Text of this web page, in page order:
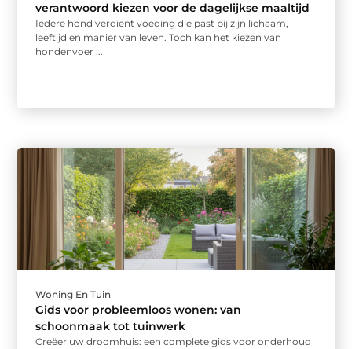
verantwoord kiezen voor de dagelijkse maaltijd
Iedere hond verdient voeding die past bij zijn lichaam,
leeftijd en manier van leven. Toch kan het kiezen van
hondenvoer ...
Woning En Tuin
Gids voor probleemloos wonen: van
schoonmaak tot tuinwerk
Creëer uw droomhuis: een complete gids voor onderhoud